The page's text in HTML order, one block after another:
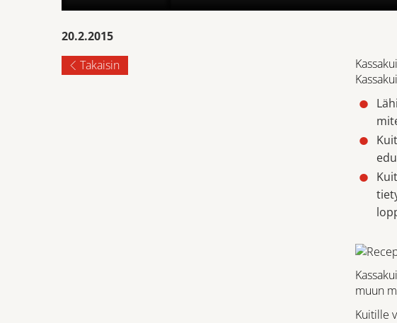
20.2.2015
Takaisin
muun
Kuitille